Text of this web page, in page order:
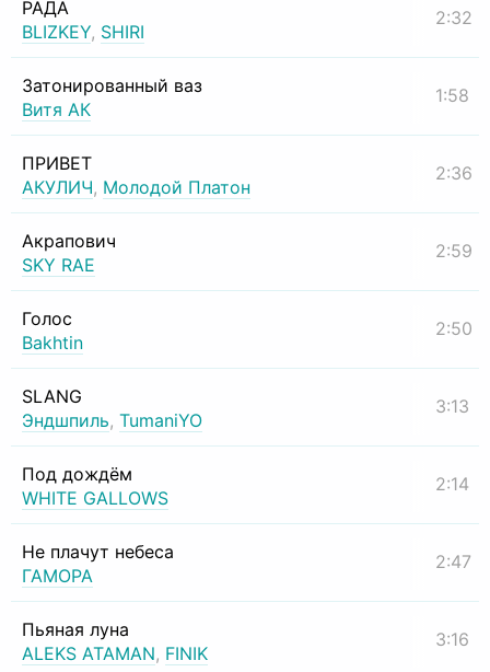
РАДА
BLIZKEY, SHIRI
2:32
Затонированный ваз
Витя АК
1:58
ПРИВЕТ
АКУЛИЧ, Молодой Платон
2:36
Акрапович
SKY RAE
2:59
Голос
Bakhtin
2:50
SLANG
Эндшпиль, TumaniYO
3:13
Под дождём
WHITE GALLOWS
2:14
Не плачут небеса
ГАМОРА
2:47
Пьяная луна
ALEKS ATAMAN, FINIK
3:16